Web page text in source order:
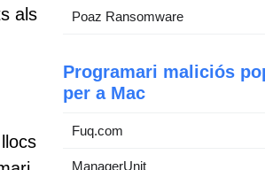
als
Poaz Ransomware
Programari maliciós
per a Mac
Fuq.com
ManagerUnit